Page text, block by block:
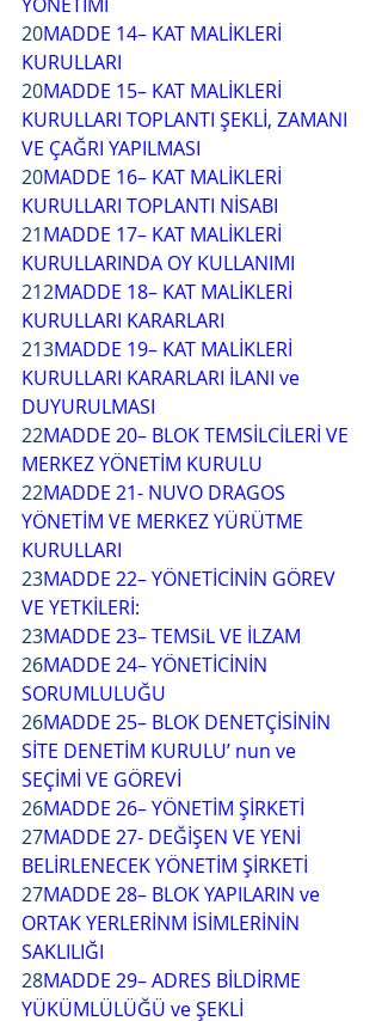
20MADDE 14– KAT MALİKLERİ
KURULLARI
20MADDE 15– KAT MALİKLERİ
KURULLARI TOPLANTI ŞEKLİ, ZAMANI
VE ÇAĞRI YAPILMASI
20MADDE 16– KAT MALİKLERİ
KURULLARI TOPLANTI NİSABI
21MADDE 17– KAT MALİKLERİ
KURULLARINDA OY KULLANIMI
212MADDE 18– KAT MALİKLERİ
KURULLARI KARARLARI
213MADDE 19– KAT MALİKLERİ
KURULLARI KARARLARI İLANI ve
DUYURULMASI
22MADDE 20– BLOK TEMSİLCİLERİ VE
MERKEZ YÖNETİM KURULU
22MADDE 21- NUVO DRAGOS
YÖNETİM VE MERKEZ YÜRÜTME
KURULLARI
23MADDE 22– YÖNETİCİNİN GÖREV
VE YETKİLERİ:
23MADDE 23– TEMSiL VE İLZAM
26MADDE 24– YÖNETİCİNİN
SORUMLULUĞU
26MADDE 25– BLOK DENETÇİSİNİN
SİTE DENETİM KURULU’ nun ve
SEÇİMİ VE GÖREVİ
26MADDE 26– YÖNETİM ŞİRKETİ
27MADDE 27- DEĞİŞEN VE YENİ
BELİRLENECEK YÖNETİM ŞİRKETİ
27MADDE 28– BLOK YAPILARIN ve
ORTAK YERLERİNM İSİMLERİNİN
SAKLILIĞI
28MADDE 29– ADRES BİLDİRME
YÜKÜMLÜLÜĞÜ ve ŞEKLİ